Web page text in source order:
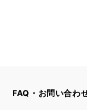
FAQ・お問い合わ